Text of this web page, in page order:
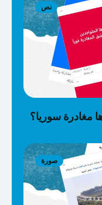
نص
مغادرة سوريا؟
صورة